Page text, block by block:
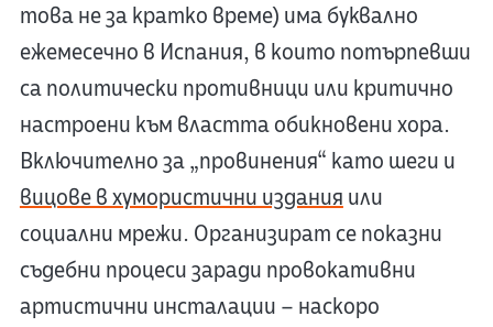
това не за кратко време) има буквално
ежемесечно в Испания, в които потърпевши
са политически противници или критично
настроени към властта обикновени хора.
Включително за „провинения“ като шеги и
вицове в хумористични издания или
социални мрежи. Организират се показни
съдебни процеси заради провокативни
артистични инсталации – наскоро